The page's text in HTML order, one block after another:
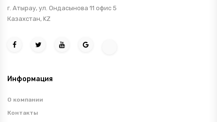
г. Атырау, ул. Ондасынова 11 офис 5
Казахстан, KZ
Информация
О компании
Контакты